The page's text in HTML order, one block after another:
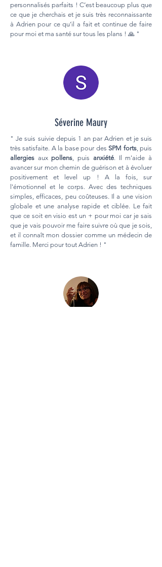
personnalisés parfaits ! C’est beaucoup plus que
ce que je cherchais et je suis très reconnaissante
à Adrien pour ce qu’il a fait et continue de faire
pour moi et ma santé sur tous les plans ! 🙏 "
Séverine Maury
" Je suis suivie depuis 1 an par Adrien et je suis
très satisfaite. A la base pour desSPM forts, puis
allergies auxpollens , puis anxiété. Il m'aide à
avancer sur mon chemin de guérison et à évoluer
positivement et level up ! A la fois, sur
l'émotionnel et le corps. Avec des techniques
simples, efficaces, peu coûteuses. Il a une vision
globale et une analyse rapide et ciblée. Le fait
que ce soit en visio est un + pour moi car je sais
que je vais pouvoir me faire suivre où que je sois,
et il connaît mon dossier comme un médecin de
famille. Merci pour tout Adrien ! "